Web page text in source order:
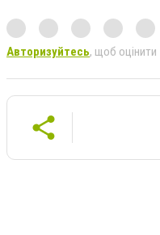
Авторизуйтесь, щоб оцінити